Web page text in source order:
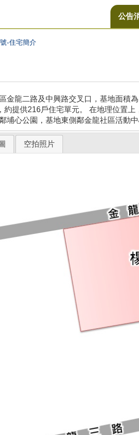
公告
-住宅簡介
金龍二路及中興路交叉口，基地面積
約提供216戶住宅單元。 在地理位置
埔心公園，基地東側鄰金龍社區活動中
空拍照片